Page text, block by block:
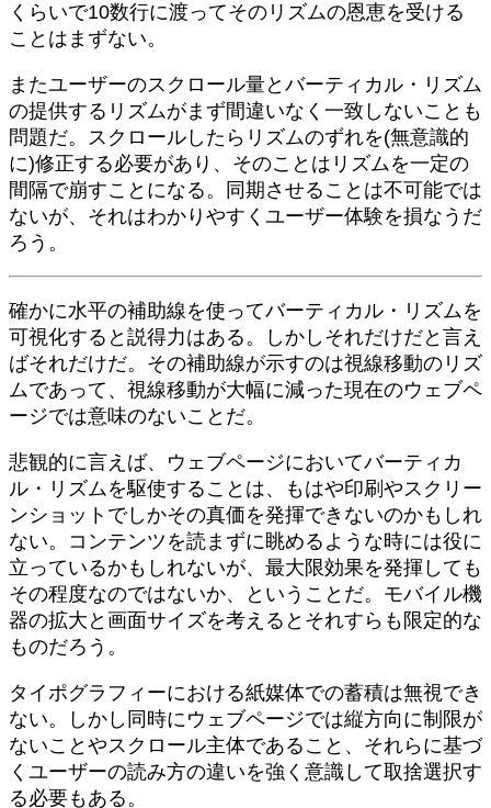
くらいで10数行に渡ってそのリズムの恩恵を受ける
ことはまずない。
またユーザーのスクロール量とバーティカル・リズム
の提供するリズムがまず間違いなく一致しないことも
問題だ。スクロールしたらリズムのずれを(無意識的
に)修正する必要があり、そのことはリズムを一定の
間隔で崩すことになる。同期させることは不可能では
ないが、それはわかりやすくユーザー体験を損なうだ
ろう。
確かに水平の補助線を使ってバーティカル・リズムを
可視化すると説得力はある。しかしそれだけだと言え
ばそれだけだ。その補助線が示すのは視線移動のリズ
ムであって、視線移動が大幅に減った現在のウェブペ
ージでは意味のないことだ。
悲観的に言えば、ウェブページにおいてバーティカ
ル・リズムを駆使することは、もはや印刷やスクリー
ンショットでしかその真価を発揮できないのかもしれ
ない。コンテンツを読まずに眺めるような時には役に
立っているかもしれないが、最大限効果を発揮しても
その程度なのではないか、ということだ。モバイル機
器の拡大と画面サイズを考えるとそれすらも限定的な
ものだろう。
タイポグラフィーにおける紙媒体での蓄積は無視でき
ない。しかし同時にウェブページでは縦方向に制限が
ないことやスクロール主体であること、それらに基づ
くユーザーの読み方の違いを強く意識して取捨選択す
る必要もある。